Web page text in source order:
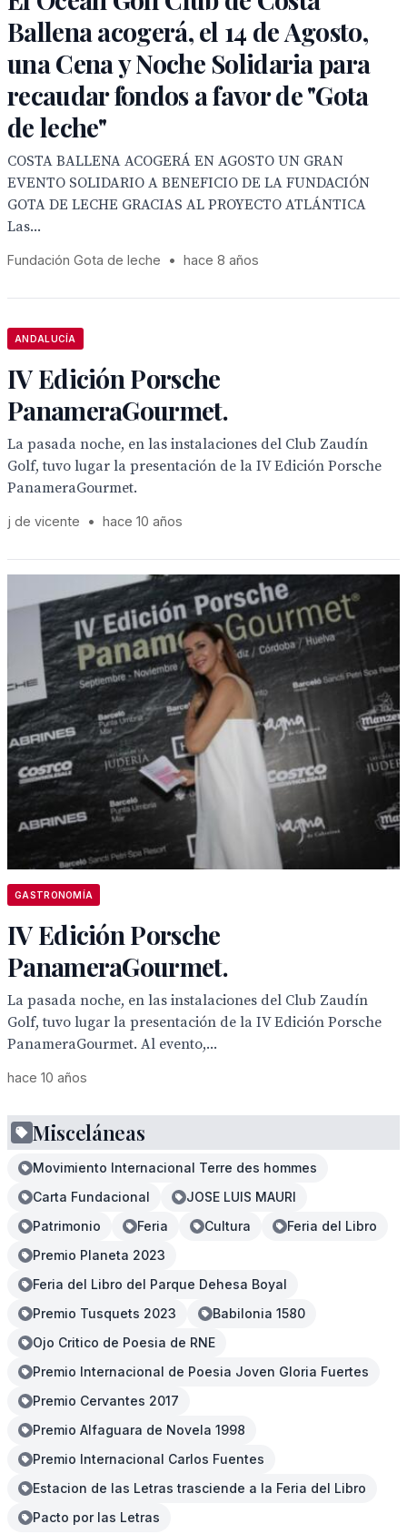
Ballena acogerá, el 14 de Agosto,
una Cena y Noche Solidaria para
recaudar fondos a favor de "Gota
de leche"
COSTA BALLENA ACOGERÁ EN AGOSTO UN GRAN
EVENTO SOLIDARIO A BENEFICIO DE LA FUNDACIÓN
GOTA DE LECHE GRACIAS AL PROYECTO ATLÁNTICA
Las...
Fundación Gota de leche • hace 8 años
ANDALUCÍA
IV Edición Porsche
PanameraGourmet.
La pasada noche, en las instalaciones del Club Zaudín
Golf, tuvo lugar la presentación de la IV Edición Porsche
PanameraGourmet.
j de vicente • hace 10 años
GASTRONOMÍA
IV Edición Porsche
PanameraGourmet.
La pasada noche, en las instalaciones del Club Zaudín
Golf, tuvo lugar la presentación de la IV Edición Porsche
PanameraGourmet. Al evento,...
hace 10 años
Misceláneas
Movimiento Internacional Terre des hommes
Carta Fundacional
JOSE LUIS MAURI
Patrimonio
Feria Cultura
Feria del Libro
Premio Planeta 2023
Feria del Libro del Parque Dehesa Boyal
Premio Tusquets 2023
Babilonia 1580
Ojo Critico de Poesia de RNE
Premio Internacional de Poesia Joven Gloria Fuertes
Premio Cervantes 2017
Premio Alfaguara de Novela 1998
Premio Internacional Carlos Fuentes
Estacion de las Letras trasciende a la Feria del Libro
Pacto por las Letras